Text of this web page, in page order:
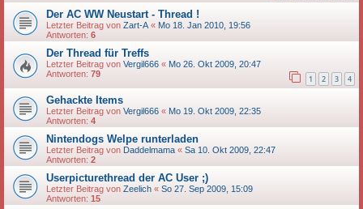
Der AC WW Neustart - Thread !
Letzter Beitrag von Zart-A « Mo 18. Jan 2010, 19:56
Antworten: 6
Der Thread für Treffs
Letzter Beitrag von Vergil666 « Mo 26. Okt 2009, 20:47
Antworten: 79 1 2 3 4
Gehackte Items
Letzter Beitrag von Vergil666 « Mo 19. Okt 2009, 22:35
Antworten: 4
Nintendogs Welpe runterladen
Letzter Beitrag von Daddelmama « Sa 10. Okt 2009, 22:47
Antworten: 2
Userpicturethread der AC User ;)
Letzter Beitrag von Zeelich « So 27. Sep 2009, 15:09
Antworten: 15